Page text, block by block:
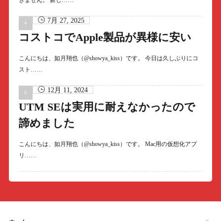
7月 27, 2025
コストコでApple製品が異様に安い
こんにちは、如月翔也（@showya_kiss）です。 今日は久しぶりにコ
スト……
12月 11, 2024
UTM SEは実用に耐えなかったので
諦めました
こんにちは、如月翔也（@showya_kiss）です。 Mac用の仮想化アプ
リ……